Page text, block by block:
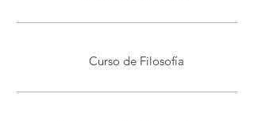
Curso de Filosofía